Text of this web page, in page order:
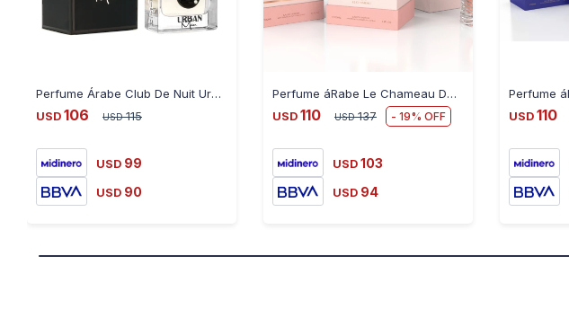
Perfume Árabe Club De Nuit Urban Man 100Ml By Armaf - BLANCO-NEGRO
USD 106 USD 115
USD 99
USD 90
Perfume áRabe Le Chameau Desert Angel Romance 100 Ml
USD 110 USD 137 19
USD 103
USD 94
USD 110